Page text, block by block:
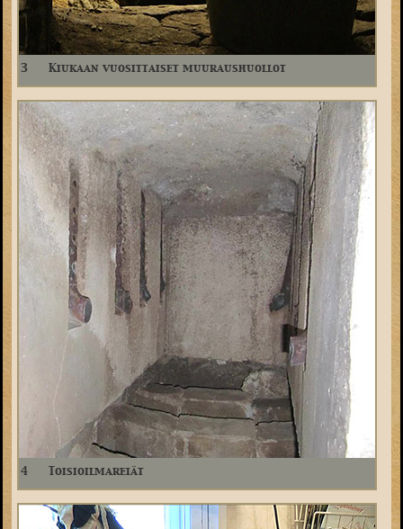
3 Kiukaan vuosittaiset muuraushuollot
4 Toisioilmareiät